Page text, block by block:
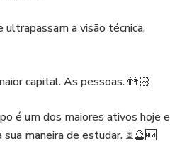
ultrapassam a visão técnica,
capital. As pessoas. 👫🏻
é um dos maiores ativos hoje e
maneira de estudar. ⏳🔮🆕